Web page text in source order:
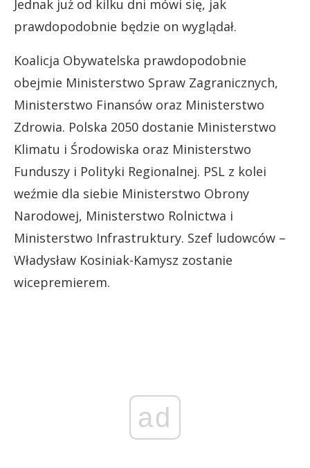
Jednak już od kilku dni mówi się, jak
prawdopodobnie będzie on wyglądał.
Koalicja Obywatelska prawdopodobnie
obejmie Ministerstwo Spraw Zagranicznych,
Ministerstwo Finansów oraz Ministerstwo
Zdrowia. Polska 2050 dostanie Ministerstwo
Klimatu i Środowiska oraz Ministerstwo
Funduszy i Polityki Regionalnej. PSL z kolei
weźmie dla siebie Ministerstwo Obrony
Narodowej, Ministerstwo Rolnictwa i
Ministerstwo Infrastruktury. Szef ludowców –
Władysław Kosiniak-Kamysz zostanie
wicepremierem.
ad